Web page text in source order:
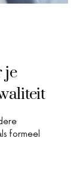
je
formeel